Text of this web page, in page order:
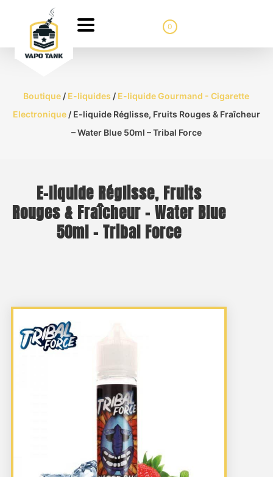
0
Boutique / E-liquides / E-liquide Gourmand - Cigarette
Electronique/ E-liquide Réglisse, Fruits Rouges & Fraîcheur
– Water Blue 50ml – Tribal Force
E-liquide Réglisse, Fruits
Rouges & Fraîcheur – Water Blue
50ml – Tribal Force